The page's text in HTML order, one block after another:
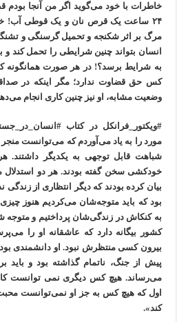
خاطرات با خود می‌گوید اگر من آنجا بودم
۲۴ ساعت یک قرص نان و یک قوطی
مرگ بر اثر شکنجه و تحمیل گرسنگی و
انسان بتواند چنین شرایطی را تحمل کند
به شرایط برسد؟! در هر صورت همانگونه
کس حق قضاوت ندارد؛ مگر اینکه در
وضعیت مشابه، او نیز چنین کاری انجام
#ویکتور_فرانکل در کتاب
مورد را به یاد می‌آوردم که می‌توانست
شباهت قابل توجهی به یکدیگر داشتند.
خودکشی سخن گفته بودند. هر دو استدلال
بیان کرده بودند که دیگر انتظاری از زندگی
بود که باید متوجه‌شان می‌کردیم هنوز
به کنکاش در زندگی‌شان پرداختیم و متوجه
کشور بیگانه دارد که عاشقانه او را
بیرون کسی منتظرش نبود. او دانشمندی
پیش از جنگ، ناتمام گذاشته بود و باید
می‌رساند. هیچ کس دیگری نمی توانست کار
اول که هیچ کس به جز او نمی‌توانست
کند».